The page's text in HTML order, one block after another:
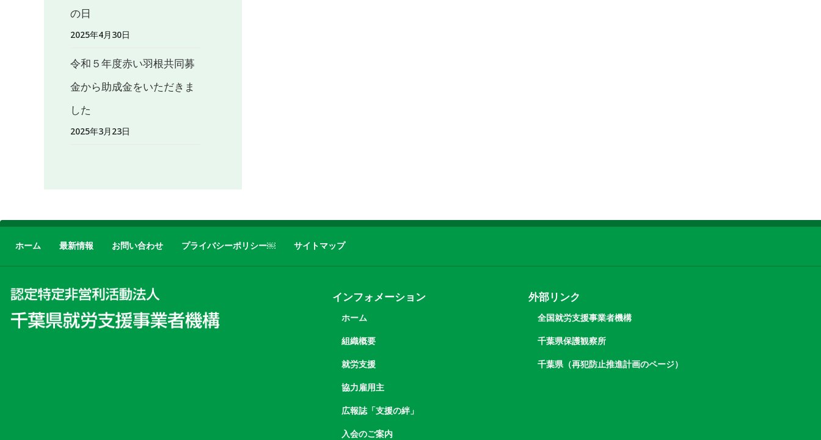
の日
2025年4月30日
令和５年度赤い羽根共同募
金から助成金をいただきま
した
2025年3月23日
ホーム 最新情報 お問い合わせ プライバシーポリシー￼ サイトマップ
インフォメーション
ホーム
組織概要
就労支援
協力雇用主
広報誌「支援の絆」
入会のご案内
外部リンク
全国就労支援事業者機構
千葉県保護観察所
千葉県（再犯防止推進計画のページ）